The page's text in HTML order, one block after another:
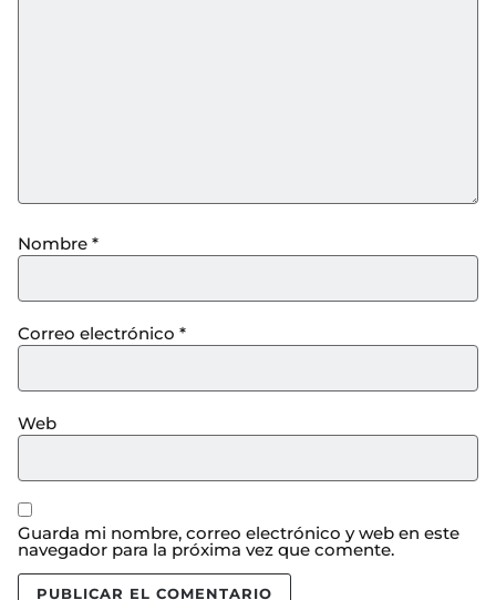
Nombre *
Correo electrónico *
Web
Guarda mi nombre, correo electrónico y web en este
navegador para la próxima vez que comente.